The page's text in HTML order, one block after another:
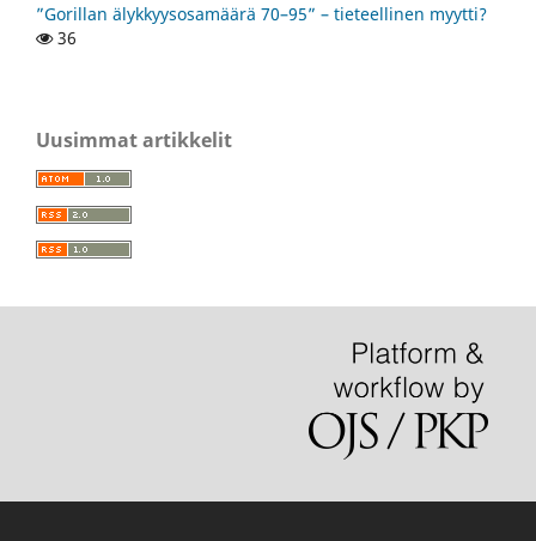
”Gorillan älykkyysosamäärä 70–95” – tieteellinen myytti?
36
Uusimmat artikkelit